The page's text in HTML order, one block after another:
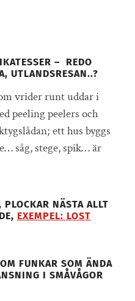
– REDO
UTLANDSRESAN..?
vrider runt uddar i
peeling peelers och
ett hus byggs
såg, stege, spik… är
PLOCKAR NÄSTA ALLT
EXEMPEL: LOST
FUNKAR SOM ÄNDA
I SMÅVÅGOR